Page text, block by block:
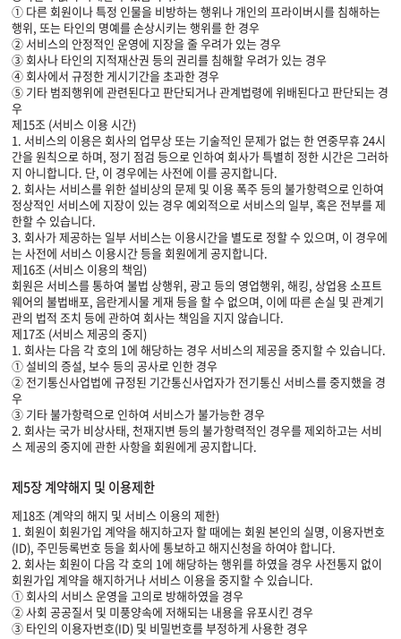
① 다른 회원이나 특정 인물을 비방하는 행위나 개인의 프라이버시를 침해하는
행위, 또는 타인의 명예를 손상시키는 행위를 한 경우
② 서비스의 안정적인 운영에 지장을 줄 우려가 있는 경우
③ 회사나 타인의 지적재산권 등의 권리를 침해할 우려가 있는 경우
④ 회사에서 규정한 게시기간을 초과한 경우
⑤ 기타 범죄행위에 관련된다고 판단되거나 관계법령에 위배된다고 판단되는 경
우
제15조 (서비스 이용 시간)
1. 서비스의 이용은 회사의 업무상 또는 기술적인 문제가 없는 한 연중무휴 24시
간을 원칙으로 하며, 정기 점검 등으로 인하여 회사가 특별히 정한 시간은 그러하
지 아니합니다. 단, 이 경우에는 사전에 이를 공지합니다.
2. 회사는 서비스를 위한 설비상의 문제 및 이용 폭주 등의 불가항력으로 인하여
정상적인 서비스에 지장이 있는 경우 예외적으로 서비스의 일부, 혹은 전부를 제
한할 수 있습니다.
3. 회사가 제공하는 일부 서비스는 이용시간을 별도로 정할 수 있으며, 이 경우에
는 사전에 서비스 이용시간 등을 회원에게 공지합니다.
제16조 (서비스 이용의 책임)
회원은 서비스를 통하여 불법 상행위, 광고 등의 영업행위, 해킹, 상업용 소프트
웨어의 불법배포, 음란게시물 게재 등을 할 수 없으며, 이에 따른 손실 및 관계기
관의 법적 조치 등에 관하여 회사는 책임을 지지 않습니다.
제17조 (서비스 제공의 중지)
1. 회사는 다음 각 호의 1에 해당하는 경우 서비스의 제공을 중지할 수 있습니다.
① 설비의 증설, 보수 등의 공사로 인한 경우
② 전기통신사업법에 규정된 기간통신사업자가 전기통신 서비스를 중지했을 경
우
③ 기타 불가항력으로 인하여 서비스가 불가능한 경우
2. 회사는 국가 비상사태, 천재지변 등의 불가항력적인 경우를 제외하고는 서비
스 제공의 중지에 관한 사항을 회원에게 공지합니다.
제5장 계약해지 및 이용제한
제18조 (계약의 해지 및 서비스 이용의 제한)
1. 회원이 회원가입 계약을 해지하고자 할 때에는 회원 본인의 실명, 이용자번호
(ID), 주민등록번호 등을 회사에 통보하고 해지신청을 하여야 합니다.
2. 회사는 회원이 다음 각 호의 1에 해당하는 행위를 하였을 경우 사전통지 없이
회원가입 계약을 해지하거나 서비스 이용을 중지할 수 있습니다.
① 회사의 서비스 운영을 고의로 방해하였을 경우
② 사회 공공질서 및 미풍양속에 저해되는 내용을 유포시킨 경우
③ 타인의 이용자번호(ID) 및 비밀번호를 부정하게 사용한 경우